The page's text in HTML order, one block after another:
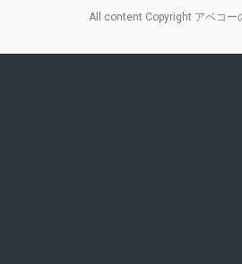
All content Copyright アベコー